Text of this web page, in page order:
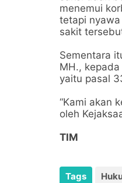
menemui
tetapi
sakit
Sementara
MH.,
yaitu pasal
“Kami akan
oleh
TIM
Tags